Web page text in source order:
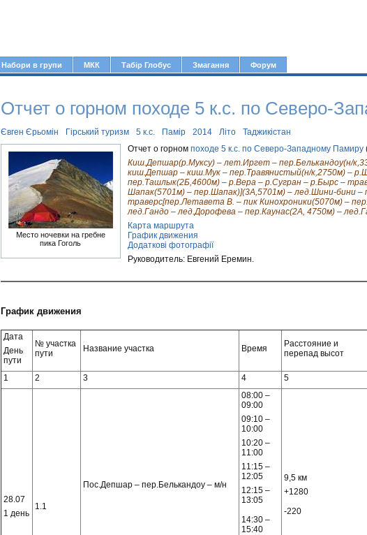
Набори в групи МКК Табір Глобус Змагання Форум
Отчет о горном походе 5 к.с. по Северо-
Євген Єрьомін Гірський туризм 5 к.с. Памір 2014 Літо Таджикістан
Место ночевки на гребне
пика Гоголь
Отчет о горном походе 5 к.с. по Северо-Западному Памиру
Киш.Депшар(р.Муксу) – лет.Иргет – пер.Белькандоу(н/
киш.Депшар – киш.Мук – пер.Травянистый(н/к,2750м) –
пер.Ташлык(2Б,4600м) – р.Вера – р.Сугран – р.Бырс –
Шапак(5701м) – пер.Шапак)](3А,5701м) – лед.Шини-бини
траверс[пер.Летавета В. – пик Кинохроники(5070м) –
лед.Гандо – лед.Дорофева – пер.Каунас(2А, 4750м) –
Карта маршрута
График движения
Додаткові фотографії
Руководитель: Евгений Еремин.
График движения
Дата
День
пути
№ участка
пути
Название участка Время
Расстояние и
перепад высот
1 2 3 4 5
28.07
1 день
1.1
Пос.Депшар – пер.Белькандоу – м/н
08:00 –
09:00
09:10 –
10:00
10:20 –
11:00
11:15 –
12:05
12:15 –
13:05
14:30 –
15:40
9,5 км
+1280
-220